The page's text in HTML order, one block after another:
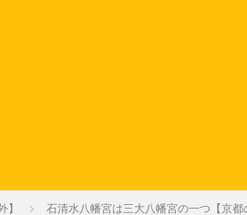
】 石清水八幡宮は三大八幡宮の一つ【京都